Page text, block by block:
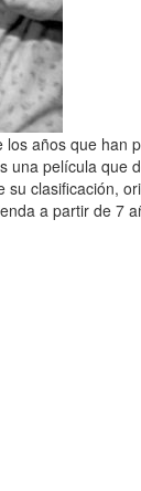
años que han
una película que
clasificación,
a partir de 7